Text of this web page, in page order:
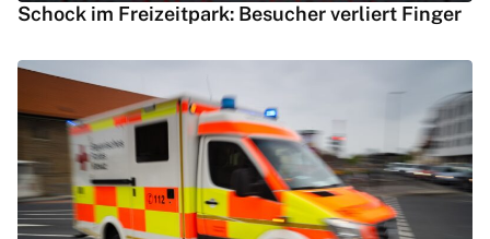
Schock im Freizeitpark: Besucher verliert Finger